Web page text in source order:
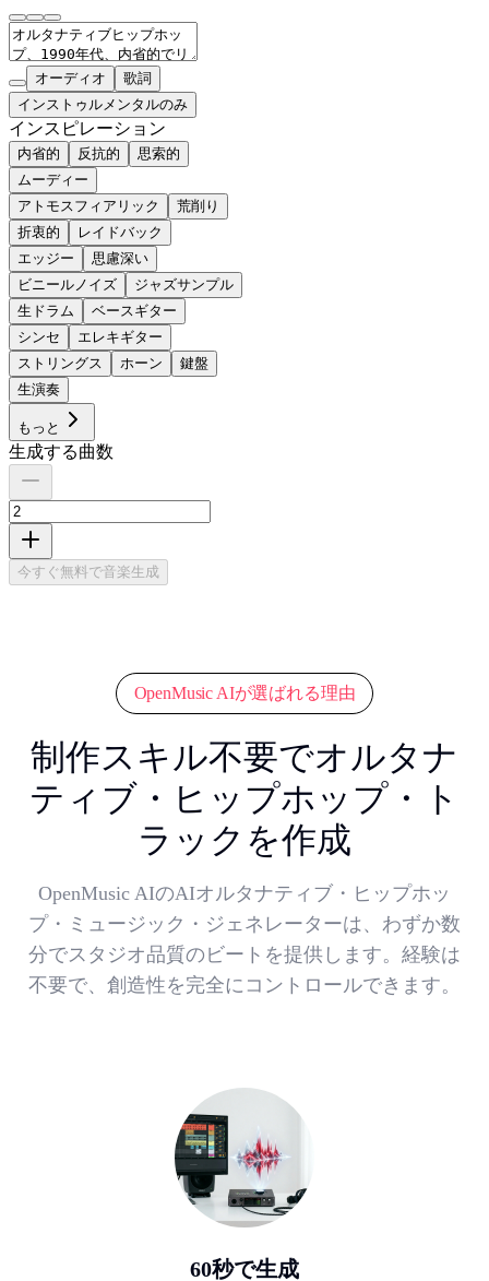
オーディオ
歌詞
インストゥルメンタルのみ
インスピレーション
内省的 反抗的
思索的
ムーディー
アトモスフィアリック
荒削り
折衷的
レイドバック
エッジー
思慮深い
ビニールノイズ
ジャズサンプル
生ドラム
ベースギター
シンセ
エレキギター
ストリングス
ホーン
鍵盤
生演奏
もっと
生成する曲数
今すぐ無料で音楽生成
OpenMusic AIが選ばれる理由
制作スキル不要でオルタナ
ティブ・ヒップホップ・ト
ラックを作成
OpenMusic AIのAIオルタナティブ・ヒップホッ
プ・ミュージック・ジェネレーターは、わずか数
分でスタジオ品質のビートを提供します。経験は
不要で、創造性を完全にコントロールできます。
60秒で生成